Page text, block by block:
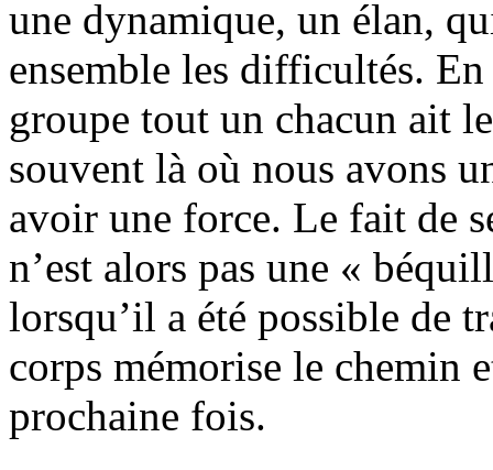
une dynamique, un élan,
ensemble les difficultés.
groupe tout un chacun ait
souvent là où nous avons
avoir une force. Le fait de
n’est alors pas une «
lorsqu’il a été possible de
corps mémorise le chemin
prochaine fois.